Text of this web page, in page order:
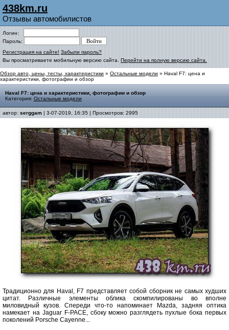
438km.ru
Отзывы автомобилистов
Логин:
Пароль:
Регистрация на сайте! Забыли пароль?
Вы просматриваете мобильную версию сайта. Перейти на полную версию сайта.
Обзор авто, цены, тесты, характеристики » Остальные модели » Haval F7: цена и
характеристики, фотографии и обзор
Haval F7: цена и характеристики, фотографии и обзор
Категория: Остальные модели
автор: serggam | 3-07-2019, 16:35 | Просмотров: 2995
Традиционно для Haval, F7 представляет собой сборник не самых худших
цитат. Различные элементы облика скомпилированы во вполне
миловидный кузов. Спереди что-то напоминает Mazda, задняя оптика
намекает на Jaguar F-PACE, сбоку можно разглядеть пухлые бока первых
поколений Porsche Cayenne...